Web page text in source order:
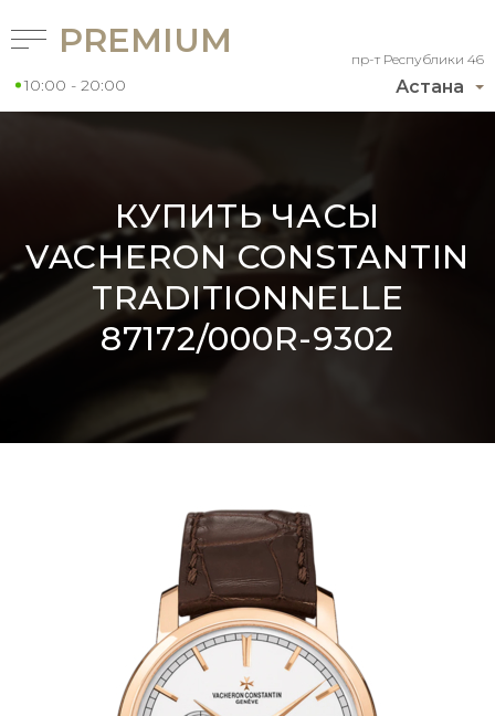
Астана
пр-т Республики 46
PREMIUM
10:00 - 20:00
КУПИТЬ ЧАСЫ
VACHERON CONSTANTIN
TRADITIONNELLE
87172/000R-9302